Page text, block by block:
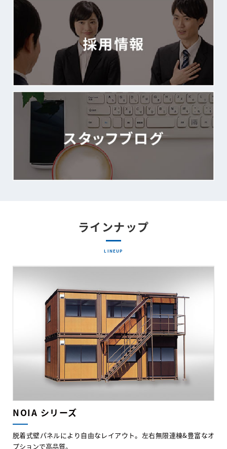
ラインナップ
LINEUP
NOIA シリーズ
脱着式壁パネルにより自由なレイアウト。左右無限連棟&豊富なオ
プションで高品質。